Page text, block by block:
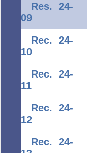
Res. 24-
09
Rec. 24-
10
Rec. 24-
11
Rec. 24-
12
Rec. 24-